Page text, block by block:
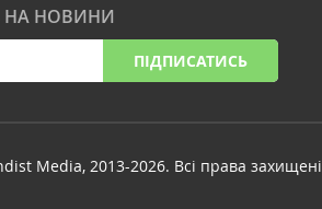
НА НОВИНИ
ПІДПИСАТИСЬ
Media, 2013-2026. Всі права захищені